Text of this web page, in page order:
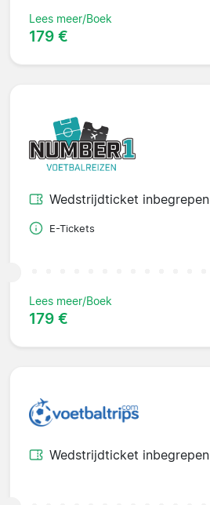
Lees meer/Boek
179 €
Wedstrijdticket inbegrepen
E-Tickets
Lees meer/Boek
179 €
Wedstrijdticket inbegrepen